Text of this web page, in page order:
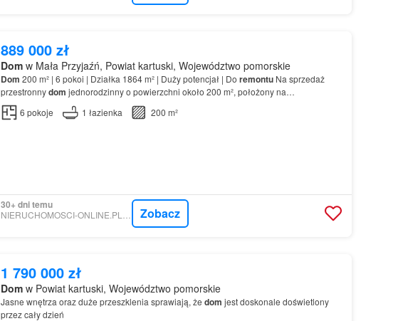
889 000 zł
Domw Mała Przyjaźń, Powiat kartuski, Województwo pomorskie
Dom 200 m² | 6 pokoi | Działka 1864 m² | Duży potencjał | Do remontuNa sprzedaż
przestronnydom jednorodzinny o powierzchni około 200 m², położony na
Nieruchomość wymaga
, jednak jej ogromnym atutem jest rozbudowa wyk…
6 pokoje 1 łazienka 200 m²
30+ dni temu
NIERUCHOMOSCI-ONLINE.PL - ŻURAWSKI NIERUCHOMOŚCI Zobacz
1 790 000 zł
Domw Powiat kartuski, Województwo pomorskie
Jasne wnętrza oraz duże przeszklenia sprawiają, że dom jest doskonale doświetlony
przez cały dzień